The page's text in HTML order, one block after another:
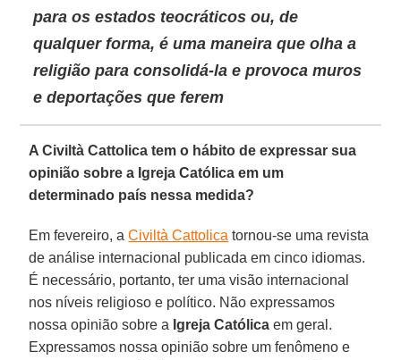
para os estados teocráticos ou, de
qualquer forma, é uma maneira que olha a
religião para consolidá-la e provoca muros
e deportações que ferem
A Civiltà Cattolica tem o hábito de expressar sua
opinião sobre a Igreja Católica em um
determinado país nessa medida?
Em fevereiro, aCiviltà Cattolica tornou-se uma revista
de análise internacional publicada em cinco idiomas.
É necessário, portanto, ter uma visão internacional
nos níveis religioso e político. Não expressamos
nossa opinião sobre a Igreja Católica em geral.
Expressamos nossa opinião sobre um fenômeno e